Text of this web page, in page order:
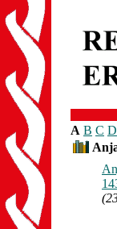
A B C D